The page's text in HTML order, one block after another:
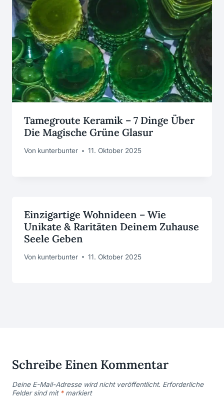
Tamegroute Keramik – 7 Dinge Über
Die Magische Grüne Glasur
Von kunterbunter 11. Oktober 2025
Einzigartige Wohnideen – Wie
Unikate & Raritäten Deinem Zuhause
Seele Geben
Von kunterbunter 11. Oktober 2025
Schreibe Einen Kommentar
Deine E-Mail-Adresse wird nicht veröffentlicht. Erforderliche
Felder sind mit *markiert